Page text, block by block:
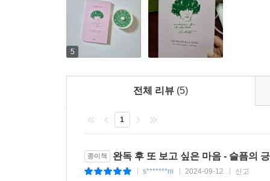
사후 반세기를 훌쩍 넘기고도 여전히 독자들의
초월해 남녀노소 모두의 사랑을 받고 있다. 그
정수가 담겨있는 이 작품집은 콜레트라는 작가
찾아볼 수 있을 정도로 아름다운 프랑스어라 알려
있다.
5
전체 리뷰 (5)
1
종이책 완독 후 또 보고 싶은 마음 - 슬픔의
s*******m 2024-09-12 신고